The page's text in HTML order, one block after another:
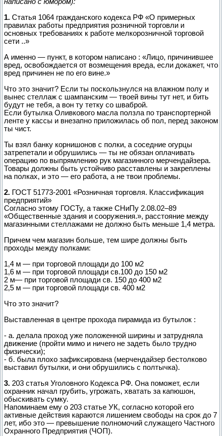
1. Статья 1064 гражданского кодекса РФ «О примерных
правилах работы предприятия розничной торговли и
основных требованиях к работе мелкорозничной торговой
сети ..»
А именно — пункт, в котором написано : «Лицо, причинившее
вред, освобождается от возмещения вреда, если докажет, что
вред причинен не по его вине.»
Что это значит? Если ты поскользнулся на влажном полу и
вынес стеллаж с шампанским — твоей вины тут нет, и бить
будут не тебя, а вон ту тетку со шваброй.
Если бутылка Оливкового масла ползла по транспортерной
ленте у кассы и внезапно приложилась об пол, перед законом
ты чист.
Ты взял банку корнишонов с полки, а соседние огурцы
затрепетали и обрушились — ты не обязан оплачивать
операцию по выпрямлению рук магазинного мерчендайзера.
Товары должны быть устойчиво расставлены и закреплены
на полках, и это — его работа, а не твои проблемы.
2. ГОСТ 51773-2001 «Розничная торговля. Классификация
предприятий»
Согласно этому ГОСТу, а также СНиПу 2.08.02–89
«Общественные здания и сооружения.», расстояние между
магазинными стеллажами не должно быть меньше 1,4 метра.
Причем чем магазин больше, тем шире должны быть
проходы между полками:
1,4 м — при торговой площади до 100 м2
1,6 м — при торговой площади св.100 до 150 м2
2 м— при торговой площади св. 150 до 400 м2
2,5 м — при торговой площади св. 400 м2
Что это значит?
Выставленная в центре прохода пирамида из бутылок :
- а. делала проход уже положенной ширины и затрудняла
движение (пройти мимо и ничего не задеть было трудно
физически);
- б. была плохо зафиксирована (мерчендайзер бестолково
выставил бутылки, и они обрушились с полтычка).
3. 203 статья Уголовного Кодекса РФ. Она поможет, если
охранник начал грубить, угрожать, хватать за капюшон,
обыскивать сумку.
Напоминаем ему о 203 статье УК, согласно которой его
активные действия караются лишением свободы на срок до 7
лет, ибо это — превышение полномочий служащего Частного
Охранного Предприятия (ЧОП).